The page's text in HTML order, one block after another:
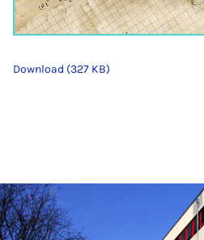
Download (327 KB)